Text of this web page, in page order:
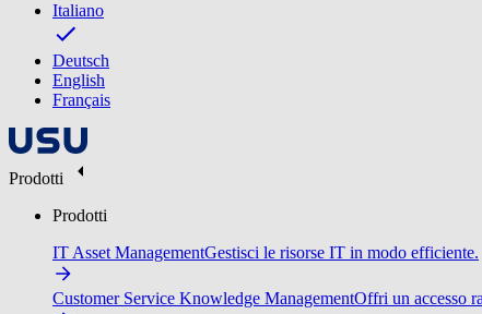
Italiano
Deutsch
English
Français
Prodotti
Prodotti
IT Asset ManagementGestisci le risorse IT in modo efficiente.
Customer Service Knowledge ManagementOffri un accesso